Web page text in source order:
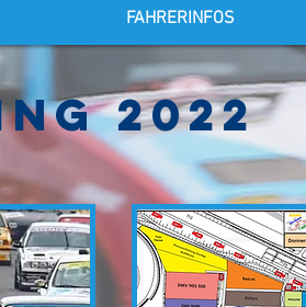
FAHRERINFOS
2022